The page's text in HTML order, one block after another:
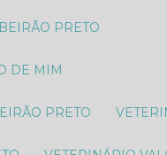
PRETO
DE MIM
PRETO